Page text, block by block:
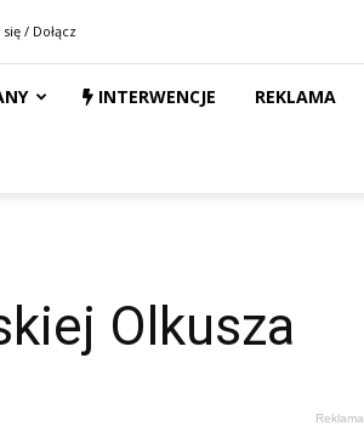
/ Dołącz
INTERWENCJE REKLAMA
Olkusza
Reklama